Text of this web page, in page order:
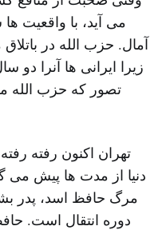
می آید، با واقعیت
آمال. حزب الله در
زیرا ایرانی ها آنرا دو
تصور که حزب الله
تهران اکنون رفته
دنیا از مدت ها پیش می
مرگ حافظ اسد، پدر
دوره انتقال است.